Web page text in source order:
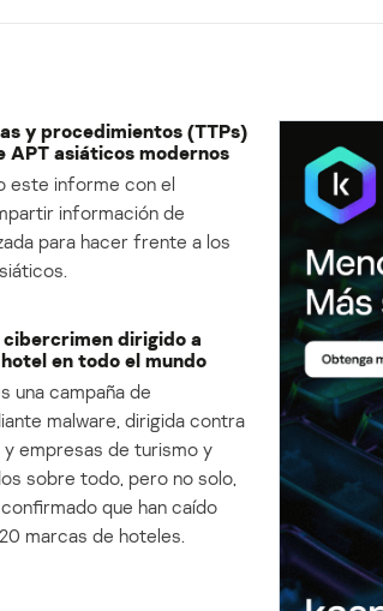
y procedimientos (TTPs)
APT asiáticos modernos
este informe con el
información de
para hacer frente a los
cibercrimen dirigido a
en todo el mundo
una campaña de
malware, dirigida contra
empresas de turismo y
sobre todo, pero no solo,
que han caído
marcas de hoteles.